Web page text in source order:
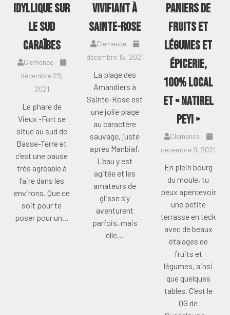
idyllique sur
le sud
Caraïbes
Clemence
décembre 29,
2021
Le phare de
Vieux -Fort se
situe au sud de
Basse-Terre et
c’est une pause
très agréable à
faire dans les
environs. Que ce
soit pour te
poser pour un…
vivifiant à
Sainte-Rose
Clemence
décembre 15, 2021
La plage des
Amandiers à
Sainte-Rose est
une jolie plage
au caractère
sauvage, juste
après Manbiaf.
L’eau y est
agitée et les
amateurs de
glisse s’y
aventurent
parfois, mais
elle…
paniers de
fruits et
légumes et
épicerie,
100% local
et « natirel
peyi »
Clemence
décembre 9, 2021
En plein bourg
du moule, tu
peux apercevoir
une petite
terrasse en teck
avec de beaux
étalages de
fruits et
légumes, ainsi
que quelques
tables. C’est le
QG de